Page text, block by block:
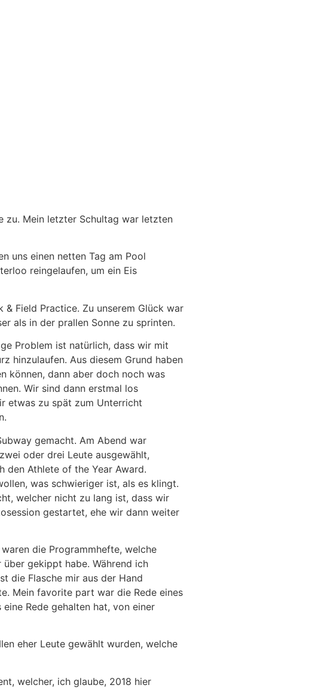
zu. Mein letzter Schultag war letzten
uns einen netten Tag am Pool
reingelaufen, um ein Eis
Field Practice. Zu unserem Glück war
als in der prallen Sonne zu sprinten.
Problem ist natürlich, dass wir mit
hinzulaufen. Aus diesem Grund haben
können, dann aber doch noch was
Wir sind dann erstmal los
etwas zu spät zum Unterricht
gemacht. Am Abend war
oder drei Leute ausgewählt,
den Athlete of the Year Award.
was schwieriger ist, als es klingt.
welcher nicht zu lang ist, dass wir
gestartet, ehe wir dann weiter
die Programmhefte, welche
gekippt habe. Während ich
die Flasche mir aus der Hand
Mein favorite part war die Rede eines
Rede gehalten hat, von einer
eher Leute gewählt wurden, welche
welcher, ich glaube, 2018 hier